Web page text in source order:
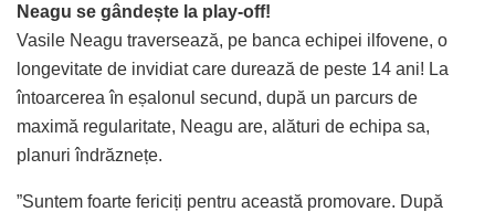
Neagu se gândește la play-off!
Vasile Neagu traversează, pe banca echipei ilfovene, o
longevitate de invidiat care durează de peste 14 ani! La
întoarcerea în eșalonul secund, după un parcurs de
maximă regularitate, Neagu are, alături de echipa sa,
planuri îndrăznețe.
”Suntem foarte fericiți pentru această promovare. După